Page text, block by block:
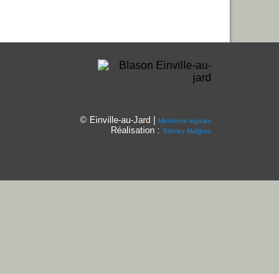
© Einville-au-Jard |Mentions légales
Réalisation :Sidney Malgras